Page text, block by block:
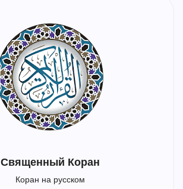
Священный Коран
Коран на русском